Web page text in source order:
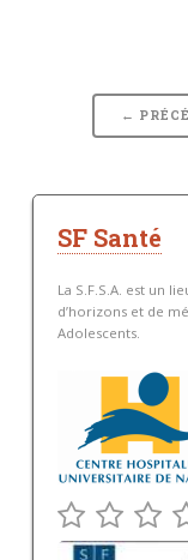
←
SF Santé
La S.F.S.A. est un
d’horizons et de
Adolescents.